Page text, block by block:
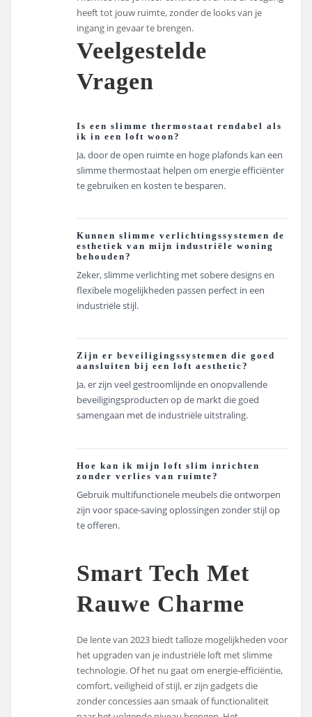
heeft tot jouw ruimte, zonder de looks van je
ingang in gevaar te brengen.
Veelgestelde
Vragen
Is een slimme thermostaat rendabel als
ik in een loft woon?
Ja, door de open ruimte en hoge plafonds kan een
slimme thermostaat helpen om energie efficiënter
te gebruiken en kosten te besparen.
Kunnen slimme verlichtingssystemen de
esthetiek van mijn industriële woning
behouden?
Zeker, slimme verlichting met sobere designs en
flexibele mogelijkheden passen perfect in een
industriële stijl.
Zijn er beveiligingssystemen die goed
aansluiten bij een loft aesthetic?
Ja, er zijn veel gestroomlijnde en onopvallende
beveiligingsproducten op de markt die goed
samengaan met de industriële uitstraling.
Hoe kan ik mijn loft slim inrichten
zonder verlies van ruimte?
Gebruik multifunctionele meubels die ontworpen
zijn voor space-saving oplossingen zonder stijl op
te offeren.
Smart Tech Met
Rauwe Charme
De lente van 2023 biedt talloze mogelijkheden voor
het upgraden van je industriële loft met slimme
technologie. Of het nu gaat om energie-efficiëntie,
comfort, veiligheid of stijl, er zijn gadgets die
zonder concessies aan smaak of functionaliteit